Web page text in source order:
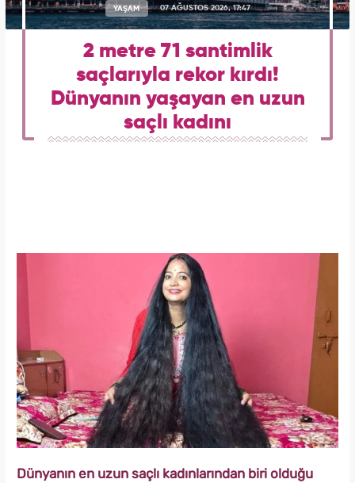
YAŞAM 07 AĞUSTOS 2026, 17:47
2 metre 71 santimlik
saçlarıyla rekor kırdı!
Dünyanın yaşayan en uzun
saçlı kadını
Dünyanın en uzun saçlı kadınlarından biri olduğu